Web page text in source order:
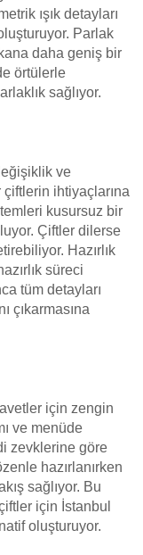
ışık detayları
Parlak
daha geniş bir
örtülerle
sağlıyor.
ve
ihtiyaçlarına
kusursuz bir
Çiftler dilerse
Hazırlık
süreci
tüm detayları
çıkarmasına
için zengin
ve menüde
zevklerine göre
hazırlanırken
sağlıyor. Bu
için İstanbul
oluşturuyor.